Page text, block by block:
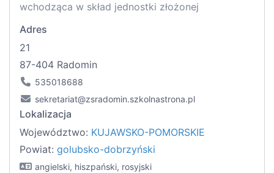
wchodząca w skład jednostki złożonej
Adres
21
87-404 Radomin
535018688
sekretariat@zsradomin.szkolnastrona.pl
Lokalizacja
Województwo: KUJAWSKO-POMORSKIE
Powiat: golubsko-dobrzyński
angielski, hiszpański, rosyjski